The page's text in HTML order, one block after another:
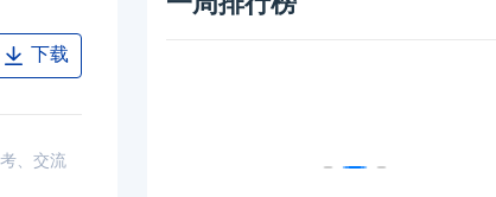
下载
、交流
用？详细